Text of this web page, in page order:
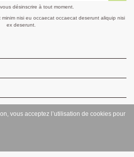
désinscrire à tout moment.
nisi eu occaecat occaecat deserunt aliquip nisi
ex deserunt.
vous acceptez l’utilisation de cookies pour